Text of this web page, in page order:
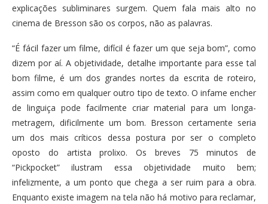
explicações subliminares surgem. Quem fala mais alto no
cinema de Bresson são os corpos, não as palavras.
“É fácil fazer um filme, difícil é fazer um que seja bom”, como
dizem por aí. A objetividade, detalhe importante para esse tal
bom filme, é um dos grandes nortes da escrita de roteiro,
assim como em qualquer outro tipo de texto. O infame encher
de linguiça pode facilmente criar material para um longa-
metragem, dificilmente um bom. Bresson certamente seria
um dos mais críticos dessa postura por ser o completo
oposto do artista prolixo. Os breves 75 minutos de
“Pickpocket” ilustram essa objetividade muito bem;
infelizmente, a um ponto que chega a ser ruim para a obra.
Enquanto existe imagem na tela não há motivo para reclamar,